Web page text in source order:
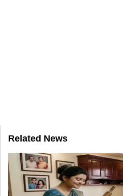
Related News